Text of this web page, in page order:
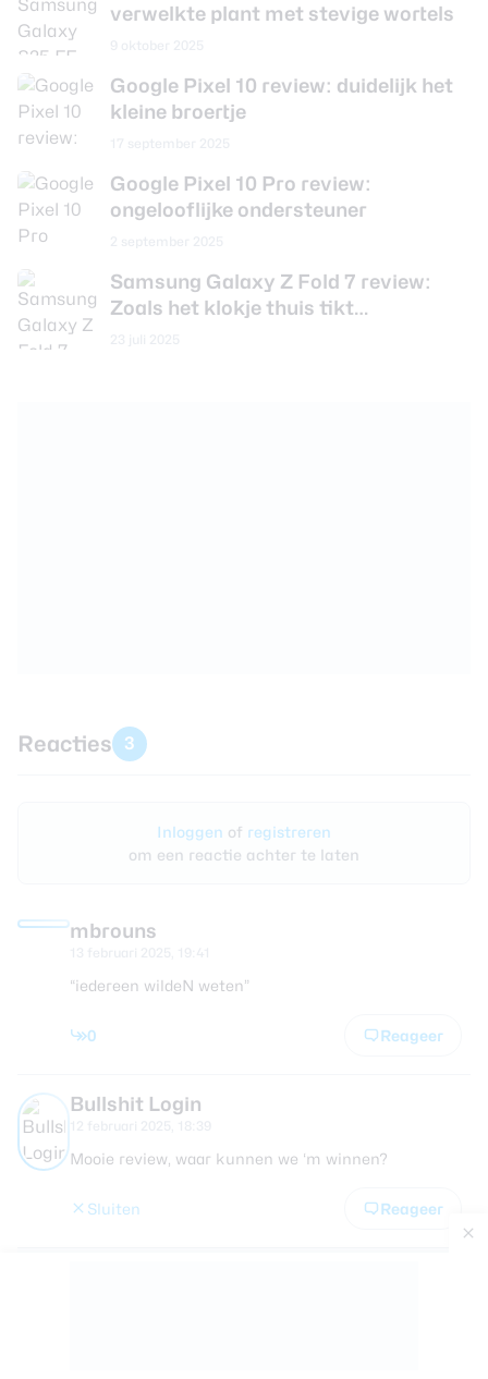
verwelkte plant met stevige wortels
Google Pixel 10 review: duidelijk het
kleine broertje
Google Pixel 10 Pro review:
ongelooflijke ondersteuner
Samsung Galaxy Z Fold 7 review:
Zoals het klokje thuis tikt…
Reacties 3
Inloggen of registreren
om een reactie achter te laten
mbrouns
“iedereen wildeN weten”
0 Reageer
Bullshit Login
Mooie review, waar kunnen we ‘m winnen?
Sluiten Reageer